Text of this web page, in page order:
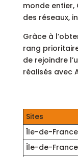
monde entier,
des réseaux,
Grâce à
rang
de rejoindre
réalisés avec
Sites
Île-de-
Île-de-